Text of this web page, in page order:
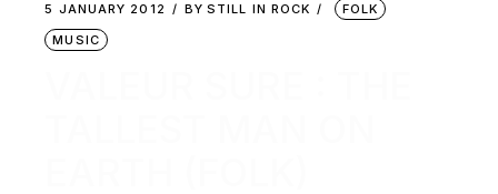
5 JANUARY 2012 BY STILL IN ROCK
FOLK
MUSIC